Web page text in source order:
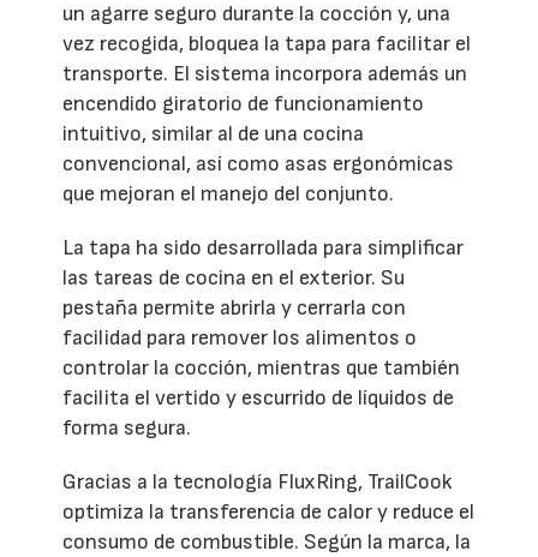
un agarre seguro durante la cocción y, una
vez recogida, bloquea la tapa para facilitar el
transporte. El sistema incorpora además un
encendido giratorio de funcionamiento
intuitivo, similar al de una cocina
convencional, así como asas ergonómicas
que mejoran el manejo del conjunto.
La tapa ha sido desarrollada para simplificar
las tareas de cocina en el exterior. Su
pestaña permite abrirla y cerrarla con
facilidad para remover los alimentos o
controlar la cocción, mientras que también
facilita el vertido y escurrido de líquidos de
forma segura.
Gracias a la tecnología FluxRing, TrailCook
optimiza la transferencia de calor y reduce el
consumo de combustible. Según la marca, la